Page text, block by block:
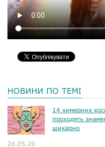
НОВИНИ ПО ТЕМІ
14 химерних
проходять
шикарно
26.05.20